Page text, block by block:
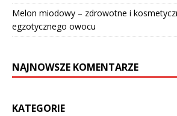
Melon miodowy – zdrowotne i
egzotycznego owocu
NAJNOWSZE KOMENTARZE
KATEGORIE